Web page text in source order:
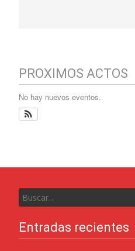
PROXIMOS ACTOS
No hay nuevos eventos.
Entradas recientes